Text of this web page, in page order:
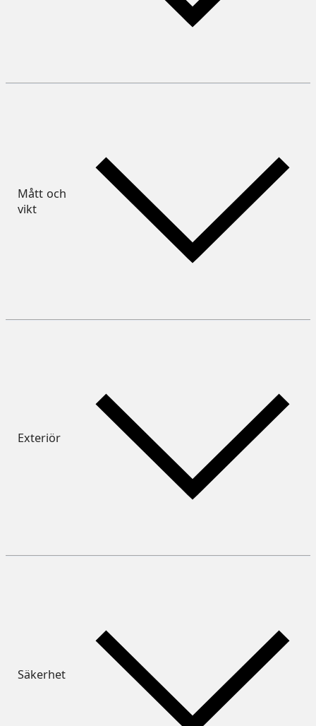
Mått och
vikt
Exteriör
Säkerhet